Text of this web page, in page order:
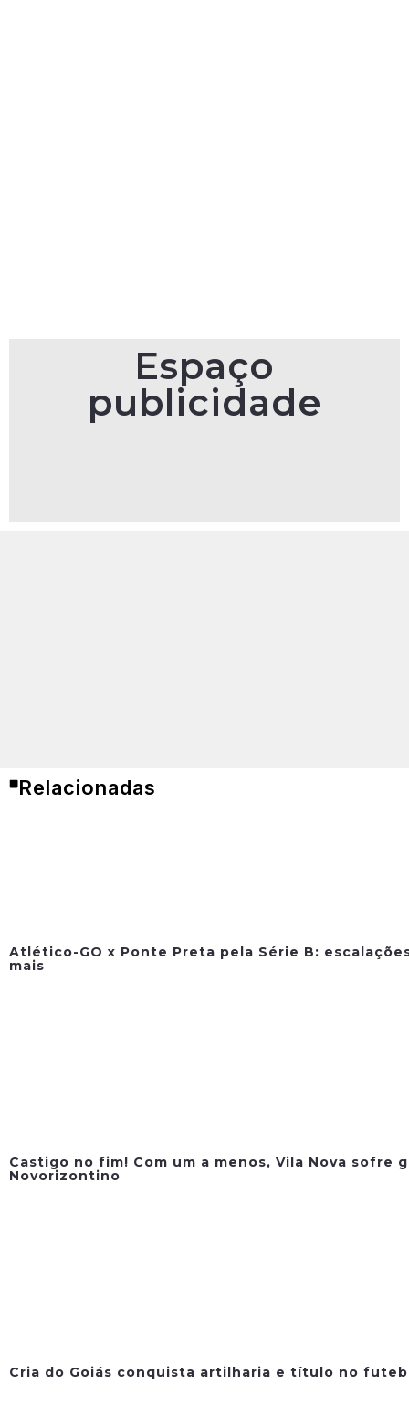
Espaço
publicidade
Relacionadas
Atlético-GO x Ponte Preta pela Série B:
mais
Castigo no fim! Com um a menos, Vila Nova sofre
Novorizontino
Cria do Goiás conquista artilharia e título no